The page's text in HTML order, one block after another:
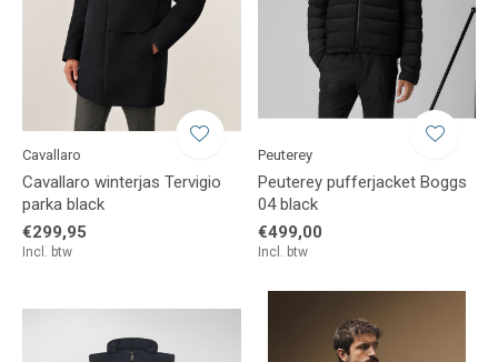
Cavallaro
Cavallaro winterjas Tervigio
parka black
€299,95
Incl. btw
Peuterey
Peuterey pufferjacket Boggs
04 black
€499,00
Incl. btw